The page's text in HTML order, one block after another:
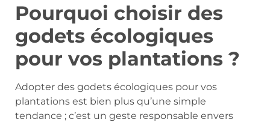
Pourquoi choisir des
godets écologiques
pour vos plantations ?
Adopter des godets écologiques pour vos
plantations est bien plus qu’une simple
tendance ; c’est un geste responsable envers